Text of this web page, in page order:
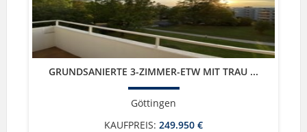
GRUNDSANIERTE 3-ZIMMER-ETW MIT TRAU ...
Göttingen
KAUFPREIS: 249.950 €